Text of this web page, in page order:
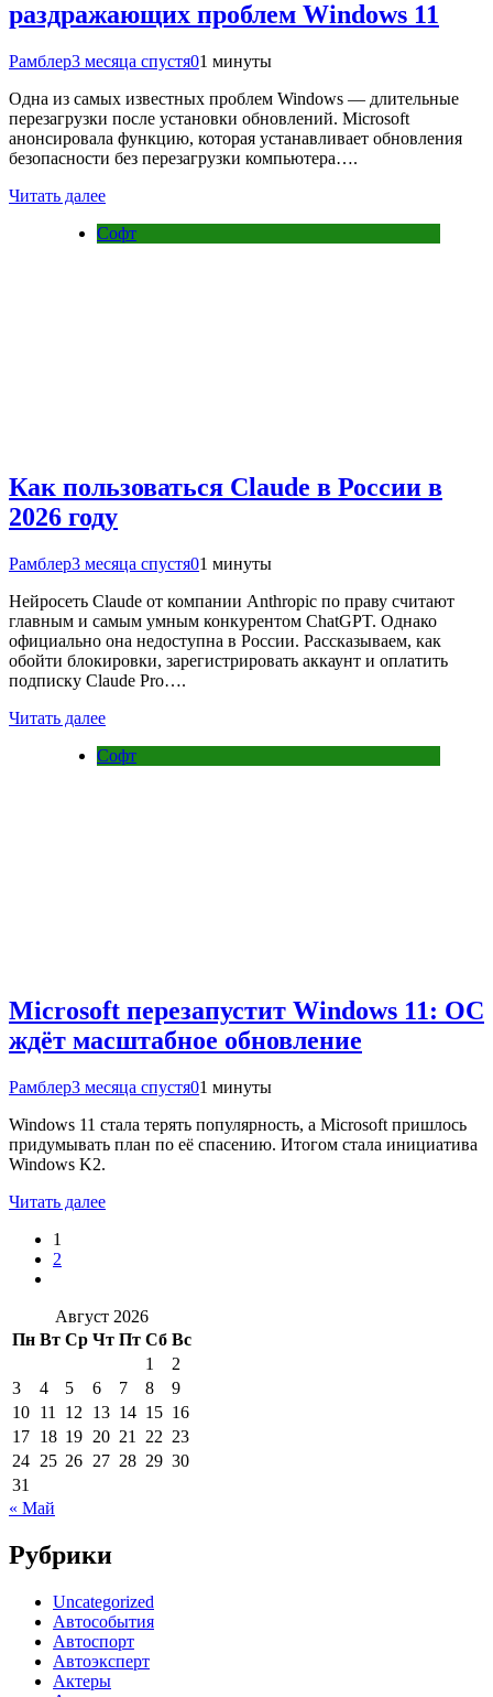
раздражающих проблем Windows 11
Рамблер3 месяца спустя01 минуты
Одна из самых известных проблем Windows — длительные
перезагрузки после установки обновлений. Microsoft
анонсировала функцию, которая устанавливает обновления
безопасности без перезагрузки компьютера….
Читать далее
Софт
Как пользоваться Claude в России в
2026 году
Рамблер3 месяца спустя01 минуты
Нейросеть Claude от компании Anthropic по праву считают
главным и самым умным конкурентом ChatGPT. Однако
официально она недоступна в России. Рассказываем, как
обойти блокировки, зарегистрировать аккаунт и оплатить
подписку Claude Pro….
Читать далее
Софт
Microsoft перезапустит Windows 11: ОС
ждёт масштабное обновление
Рамблер3 месяца спустя01 минуты
Windows 11 стала терять популярность, а Microsoft пришлось
придумывать план по её спасению. Итогом стала инициатива
Windows K2.
Читать далее
1
2
Август 2026
Пн Вт Ср Чт Пт Сб Вс
1
2
3
4 5 6 7 8
9
10 11 12 13 14 15 16
17 18 19 20 21 22 23
24 25 26 27 28 29 30
31
« Май
Рубрики
Uncategorized
Автособытия
Автоспорт
Автоэксперт
Актеры